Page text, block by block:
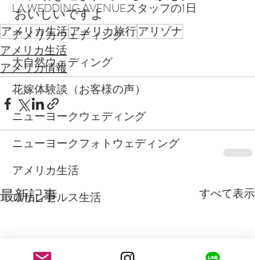
LA WEDDING AVENUEスタッフの1日
アメリカウェディング
大自然ウェディング
花嫁体験談（お客様の声）
ニューヨークウェディング
ニューヨークフォトウェディング
アメリカ生活
ロサンゼルス生活
おいしいですよ
アメリカ生活アメリカ旅行アリゾナ
アメリカ生活
アメリカ情報
最新記事 すべて表示